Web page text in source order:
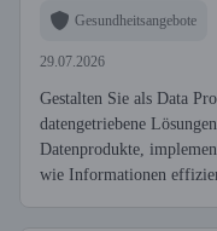
Gesundheitsangebote
29.07.2026
Gestalten Sie als Data
datengetriebene
Datenprodukte,
wie Informationen